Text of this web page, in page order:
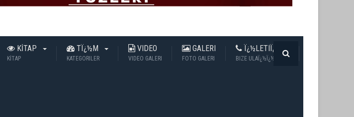
KİTAP
KİTAP
TÏ¿½M
KATEGORILER
VIDEO
VIDEO GALERI
GALERI
FOTO GALERI
Ï¿½LETIÏ¿½IM
BIZE ULAÏ¿½Ï¿½N